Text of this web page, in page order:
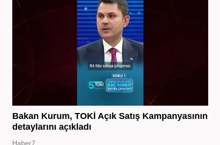
Bakan Kurum, TOKİ Açık Satış Kampanyasının
detaylarını açıkladı
Haber7